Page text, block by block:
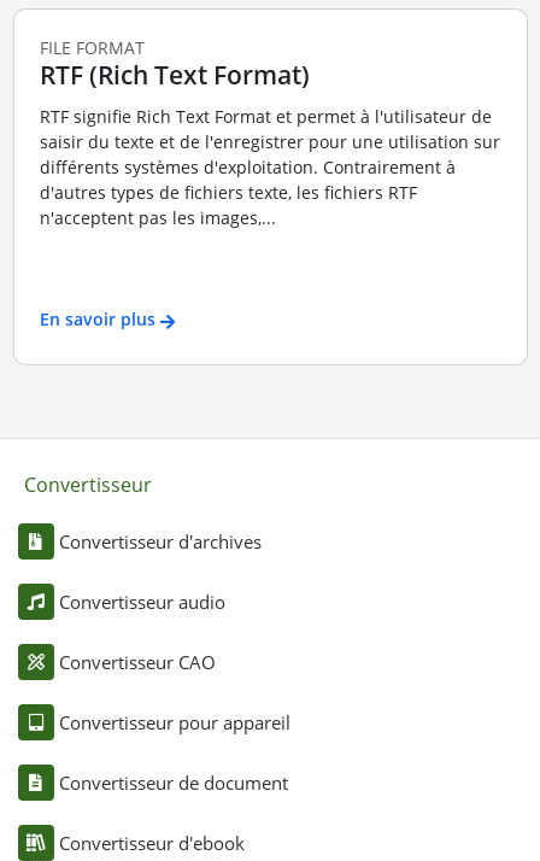
FILE FORMAT
RTF (Rich Text Format)
RTF signifie Rich Text Format et permet à l'utilisateur de
saisir du texte et de l'enregistrer pour une utilisation sur
différents systèmes d'exploitation. Contrairement à
d'autres types de fichiers texte, les fichiers RTF
n'acceptent pas les images,...
En savoir plus
Convertisseur
Convertisseur d'archives
Convertisseur audio
Convertisseur CAO
Convertisseur pour appareil
Convertisseur de document
Convertisseur d'ebook